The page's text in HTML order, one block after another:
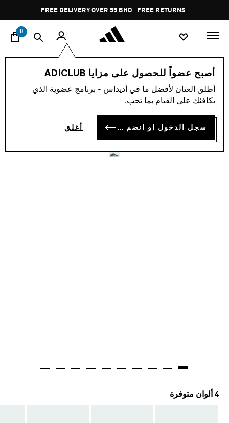
Pause
promotion
rotation
FREE DELIVERY OVER 55 BHD FREE RETURNS
0
أصبح عضواً للحصول على مزايا ADICLUB
أطلق العنان لأفضل ما في أديداس - برنامج عضوية الذي
يكافئك على القيام بما تحب.
سجل الدخول أو انضم الآن أغلق
اسلوب حياة العلامات التجارية الألبسة الرياضية
حذاء GRAND COURT BASE
00S
BD 38.75
4 ألوان متوفرة